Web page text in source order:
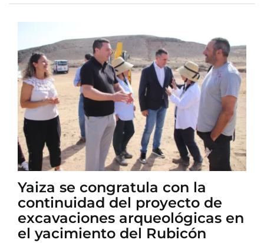
Yaiza se congratula con la
continuidad del proyecto de
excavaciones arqueológicas en
el yacimiento del Rubicón